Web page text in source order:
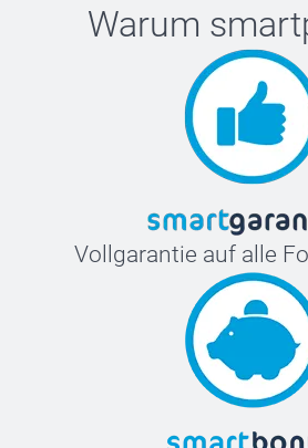
Warum
Vollgarantie auf alle